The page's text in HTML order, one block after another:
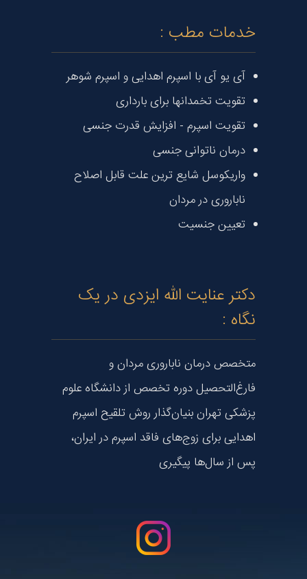
خدمات مطب :
آی یو آی با اسپرم اهدایی و اسپرم شوهر
تقویت تخمدانها برای بارداری
تقویت اسپرم - افزایش قدرت جنسی
درمان ناتوانی جنسی
واریکوسل شایع ترین علت قابل اصلاح
ناباروری در مردان
تعیین جنسیت
دکتر عنایت الله ایزدی در یک
نگاه :
متخصص درمان ناباروری مردان و
فارغ‌التحصیل دوره تخصص از دانشگاه علوم
پزشکی تهران بنیان‌گذار روش تلقیح اسپرم
اهدایی برای زوج‌های فاقد اسپرم در ایران،
پس از سال‌ها پیگیری